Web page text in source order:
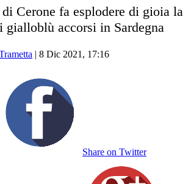
Cerone fa esplodere di gioia la
gialloblù accorsi in Sardegna
| 8 Dic 2021, 17:16
Share on Twitter